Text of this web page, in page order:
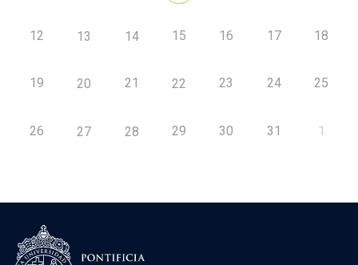
12 13 14 15 16 17 18
19 20 21 22 23 24 25
26 27 28 29 30 31 1